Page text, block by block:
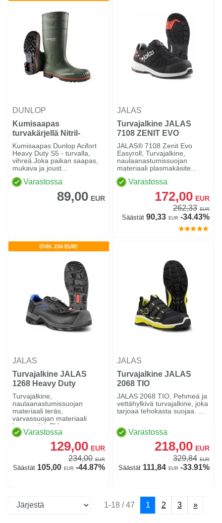
DUNLOP
Kumisaapas
turvakärjellä Nitril-
Gummi-PVC Acifort
Heavy Duty
Kumisaapas Dunlop Acifort
Heavy Duty S5 - turvalla,
vihreä.Joka paikan saapas,
mukava ja joust...
Varastossa
89,00 EUR
JALAS
Turvajalkine JALAS
7108 ZENIT EVO
JALAS® 7108 Zenit Evo
Easyroll, Turvajalkine,
naulaanastumissuojan
materiaali plasmakäsite...
Varastossa
172,00 EUR
262,33 EUR
Säästät90,33 EUR -34.43%
OVH. 234 EUR!
JALAS
Turvajalkine JALAS
1268 Heavy Duty
Turvajalkine,
naulaanastumissuojan
materiaali teräs,
varvassuojan materiaali
komposiitti, PU-v...
Varastossa
129,00 EUR
234,00 EUR
Säästät105,00 EUR -44.87%
JALAS
Turvajalkine JALAS
2068 TIO
JALAS 2068 TIO, Pehmeä ja
vettähylkivä turvajalkine, joka
tarjoaa tehokasta suojaa. ...
Varastossa
218,00 EUR
329,84 EUR
Säästät111,84 EUR -33.91%
1-18 / 47 1 2 3 »